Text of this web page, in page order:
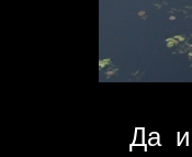
Да и ещё,